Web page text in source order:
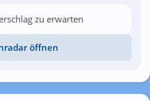
zu erwarten
öffnen